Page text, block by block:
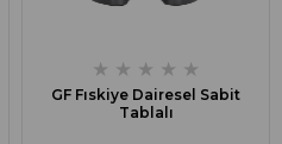
★ ★ ★ ★ ★
GF Fıskiye Dairesel Sabit
Tablalı